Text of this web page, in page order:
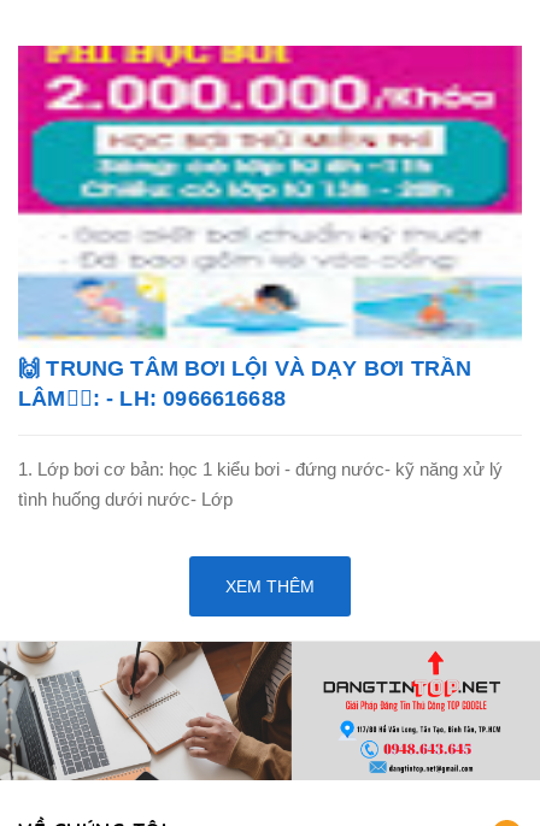
🙌 TRUNG TÂM BƠI LỘI VÀ DẠY BƠI TRẦN
LÂM🏊‍♂️: - LH: 0966616688
1. Lớp bơi cơ bản: học 1 kiểu bơi - đứng nước- kỹ năng xử lý
tình huống dưới nước- Lớp
XEM THÊM